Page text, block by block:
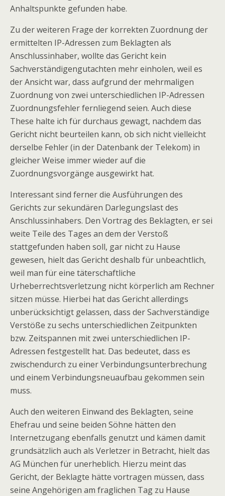
Anhaltspunkte gefunden habe.
Zu der weiteren Frage der korrekten Zuordnung der
ermittelten IP-Adressen zum Beklagten als
Anschlussinhaber, wollte das Gericht kein
Sachverständigengutachten mehr einholen, weil es
der Ansicht war, dass aufgrund der mehrmaligen
Zuordnung von zwei unterschiedlichen IP-Adressen
Zuordnungsfehler fernliegend seien. Auch diese
These halte ich für durchaus gewagt, nachdem das
Gericht nicht beurteilen kann, ob sich nicht vielleicht
derselbe Fehler (in der Datenbank der Telekom) in
gleicher Weise immer wieder auf die
Zuordnungsvorgänge ausgewirkt hat.
Interessant sind ferner die Ausführungen des
Gerichts zur sekundären Darlegungslast des
Anschlussinhabers. Den Vortrag des Beklagten, er sei
weite Teile des Tages an dem der Verstoß
stattgefunden haben soll, gar nicht zu Hause
gewesen, hielt das Gericht deshalb für unbeachtlich,
weil man für eine täterschaftliche
Urheberrechtsverletzung nicht körperlich am Rechner
sitzen müsse. Hierbei hat das Gericht allerdings
unberücksichtigt gelassen, dass der Sachverständige
Verstöße zu sechs unterschiedlichen Zeitpunkten
bzw. Zeitspannen mit zwei unterschiedlichen IP-
Adressen festgestellt hat. Das bedeutet, dass es
zwischendurch zu einer Verbindungsunterbrechung
und einem Verbindungsneuaufbau gekommen sein
muss.
Auch den weiteren Einwand des Beklagten, seine
Ehefrau und seine beiden Söhne hätten den
Internetzugang ebenfalls genutzt und kämen damit
grundsätzlich auch als Verletzer in Betracht, hielt das
AG München für unerheblich. Hierzu meint das
Gericht, der Beklagte hätte vortragen müssen, dass
seine Angehörigen am fraglichen Tag zu Hause